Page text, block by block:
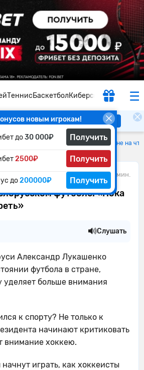
ТеннисБаскетболКиберспорт
новым игрокам!
до30 000₽ Получить
2500₽ Получить
до200000₽ Получить
Скачать
о белорусском футболе: «Пока не на
1 мин.
футболе: «Пока
Слушать
Александр Лукашенко
футбола в стране,
уделяет больше внимания
к спорту? Не только к
начинают критиковать
внимание хоккею.
играть, как хоккеисты